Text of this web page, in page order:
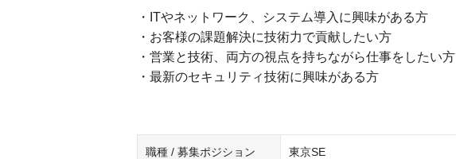
・ITやネットワーク、システム導入に興味がある方
・お客様の課題解決に技術力で貢献したい方
・営業と技術、両方の視点を持ちながら仕事をしたい方
・最新のセキュリティ技術に興味がある方
職種 / 募集ポジション 東京SE